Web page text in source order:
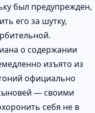
был предупрежден,
его за шутку,
о содержании
изъято из
официально
— своими
себя не в